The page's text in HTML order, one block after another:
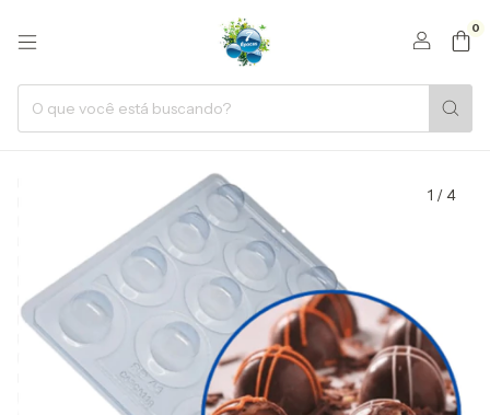
0
1 /4